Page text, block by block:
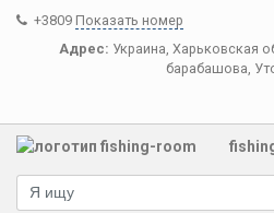
+3809 Показать номер
Адрес: Украина, Харьковская
барабашова,